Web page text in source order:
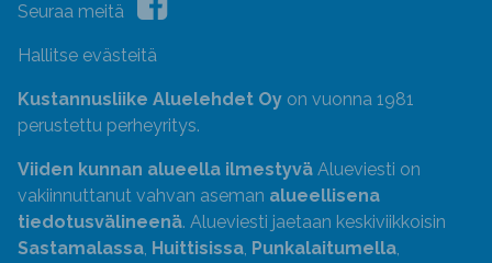
Seuraa meitä
Hallitse evästeitä
Kustannusliike Aluelehdet Oy on vuonna 1981
perustettu perheyritys.
Viiden kunnan alueella ilmestyvä Alueviesti on
vakiinnuttanut vahvan aseman alueellisena
tiedotusvälineenä. Alueviesti jaetaan keskiviikkoisin
Sastamalassa, Huittisissa, Punkalaitumella,